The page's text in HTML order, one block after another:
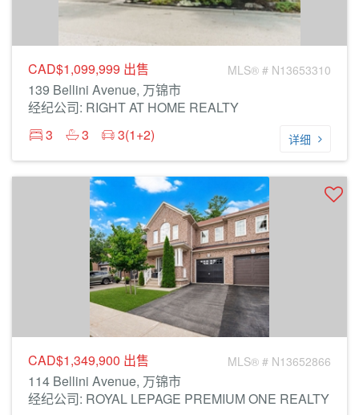
CAD$1,099,999 出售 MLS® # N13653310
139 Bellini Avenue, 万锦市
经纪公司: RIGHT AT HOME REALTY
3
3 3(1+2) 详细
CAD$1,349,900 出售 MLS® # N13652866
114 Bellini Avenue, 万锦市
经纪公司: ROYAL LEPAGE PREMIUM ONE REALTY